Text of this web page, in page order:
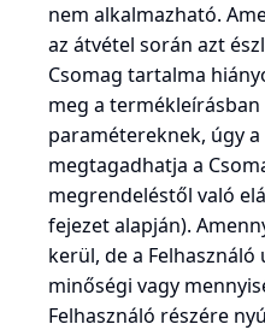
nem alkalmazható.
az átvétel során azt
Csomag tartalma
meg a
paramétereknek, úgy a
megtagadhatja a
megrendeléstől való
fejezet alapján).
kerül, de a
minőségi vagy
Felhasználó részére